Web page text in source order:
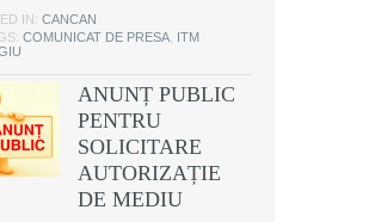
IN: CANCAN
COMUNICAT DE PRESA ITM
ANUNȚ PUBLIC
PENTRU
SOLICITARE
AUTORIZAȚIE
DE MEDIU